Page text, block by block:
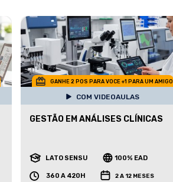
GANHE 2 POS PARA VOCE +1 PARA UM AMIGO
COM VIDEOAULAS
GESTÃO EM ANÁLISES CLÍNICAS
LATO SENSU 100% EAD
360 A 420H 2 A 12 MESES